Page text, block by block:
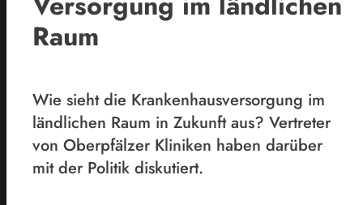
Raum
Wie sieht die Krankenhausversorgung im
ländlichen Raum in Zukunft aus? Vertreter
von Oberpfälzer Kliniken haben darüber
mit der Politik diskutiert.